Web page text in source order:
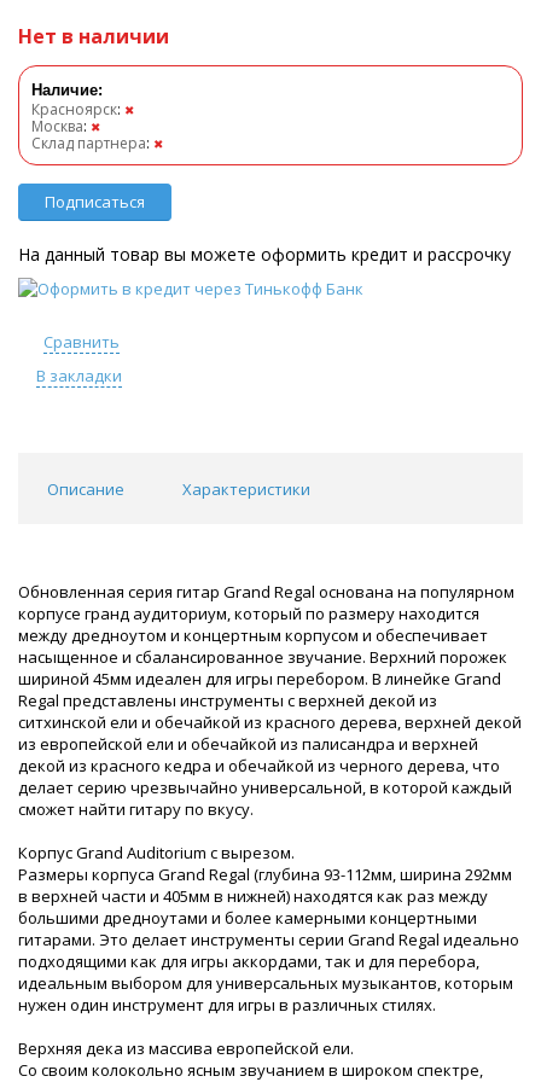
Нет в наличии
Наличие:
Красноярск: ✖
Москва: ✖
Склад партнера: ✖
Подписаться
На данный товар вы можете оформить кредит и рассрочку
Сравнить
В закладки
Описание Характеристики
Обновленная серия гитар Grand Regal основана на популярном
корпусе гранд аудиториум, который по размеру находится
между дредноутом и концертным корпусом и обеспечивает
насыщенное и сбалансированное звучание. Верхний порожек
шириной 45мм идеален для игры перебором. В линейке Grand
Regal представлены инструменты с верхней декой из
ситхинской ели и обечайкой из красного дерева, верхней декой
из европейской ели и обечайкой из палисандра и верхней
декой из красного кедра и обечайкой из черного дерева, что
делает серию чрезвычайно универсальной, в которой каждый
сможет найти гитару по вкусу.
Корпус Grand Auditorium с вырезом.
Размеры корпуса Grand Regal (глубина 93-112мм, ширина 292мм
в верхней части и 405мм в нижней) находятся как раз между
большими дредноутами и более камерными концертными
гитарами. Это делает инструменты серии Grand Regal идеально
подходящими как для игры аккордами, так и для перебора,
идеальным выбором для универсальных музыкантов, которым
нужен один инструмент для игры в различных стилях.
Верхняя дека из массива европейской ели.
Со своим колокольно ясным звучанием в широком спектре,